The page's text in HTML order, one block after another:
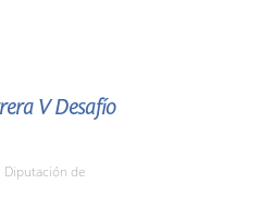
V Desafío
Diputación de